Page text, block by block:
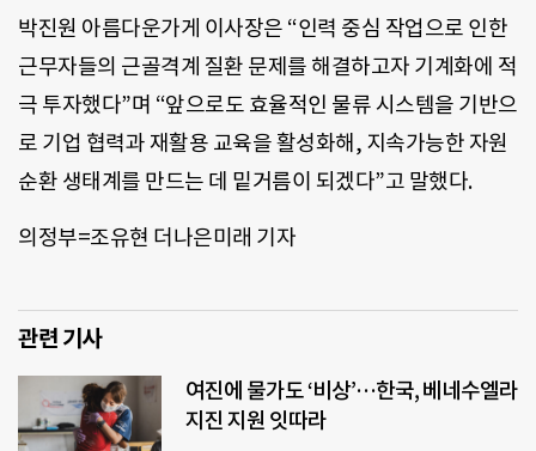
박진원 아름다운가게 이사장은 “인력 중심 작업으로 인한
근무자들의 근골격계 질환 문제를 해결하고자 기계화에 적
극 투자했다”며 “앞으로도 효율적인 물류 시스템을 기반으
로 기업 협력과 재활용 교육을 활성화해, 지속가능한 자원
순환 생태계를 만드는 데 밑거름이 되겠다”고 말했다.
의정부=조유현 더나은미래 기자
관련 기사
여진에 물가도 ‘비상’…한국, 베네수엘라
지진 지원 잇따라